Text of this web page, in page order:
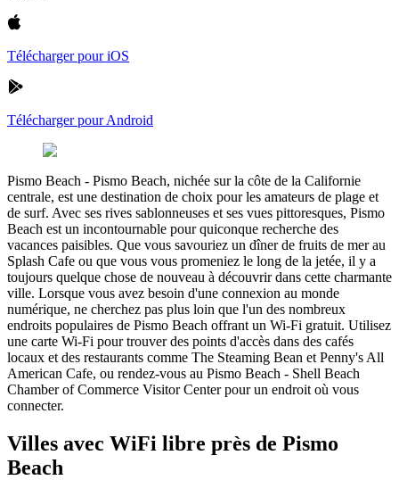
Télécharger pour iOS
Télécharger pour Android
Pismo Beach - Pismo Beach, nichée sur la côte de la Californie
centrale, est une destination de choix pour les amateurs de plage et
de surf. Avec ses rives sablonneuses et ses vues pittoresques, Pismo
Beach est un incontournable pour quiconque recherche des
vacances paisibles. Que vous savouriez un dîner de fruits de mer au
Splash Cafe ou que vous vous promeniez le long de la jetée, il y a
toujours quelque chose de nouveau à découvrir dans cette charmante
ville. Lorsque vous avez besoin d'une connexion au monde
numérique, ne cherchez pas plus loin que l'un des nombreux
endroits populaires de Pismo Beach offrant un Wi-Fi gratuit. Utilisez
une carte Wi-Fi pour trouver des points d'accès dans des cafés
locaux et des restaurants comme The Steaming Bean et Penny's All
American Cafe, ou rendez-vous au Pismo Beach - Shell Beach
Chamber of Commerce Visitor Center pour un endroit où vous
connecter.
Villes avec WiFi libre près de Pismo
Beach